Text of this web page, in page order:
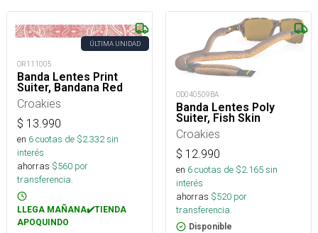
ÚLTIMA UNIDAD
OR111005
Banda Lentes Print
Suiter, Bandana Red
Croakies
$ 13.990
en 6cuotas de $2.332sin
interés
ahorras $560 por
transferencia.
LLEGA MAÑANA✔️TIENDA
APOQUINDO
OD040509BA
Banda Lentes Poly
Suiter, Fish Skin
Croakies
$ 12.990
en 6cuotas de $2.165sin
interés
ahorras $520 por
transferencia.
Disponible